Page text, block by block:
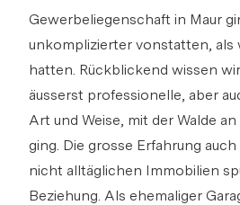
Anmelden
Gewerbeliegenschaft in Maur
unkomplizierter vonstatten, als
hatten. Rückblickend wissen
äusserst professionelle, aber
Art und Weise, mit der Walde
ging. Die grosse Erfahrung
nicht alltäglichen Immobilien
Beziehung. Als ehemaliger